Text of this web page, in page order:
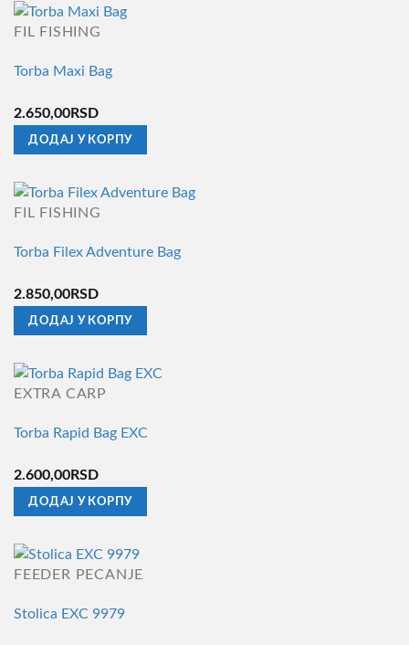
FIL FISHING
Torba Maxi Bag
2.650,00RSD
ДОДАЈ У КОРПУ
FIL FISHING
Torba Filex Adventure Bag
2.850,00RSD
ДОДАЈ У КОРПУ
EXTRA CARP
Torba Rapid Bag EXC
2.600,00RSD
ДОДАЈ У КОРПУ
FEEDER PECANJE
Stolica EXC 9979